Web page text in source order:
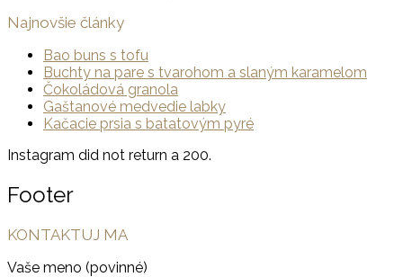
Najnovšie články
Bao buns s tofu
Buchty na pare s tvarohom a slaným karamelom
Čokoládová granola
Gaštanové medvedie labky
Kačacie prsia s batatovým pyré
Instagram did not return a 200.
Footer
KONTAKTUJ MA
Vaše meno (povinné)